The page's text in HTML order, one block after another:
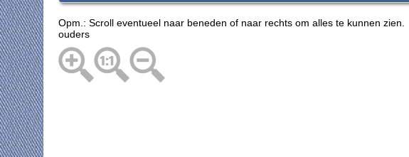
Opm.: Scroll eventueel naar beneden of naar rechts om alles te kunnen zien.
ouders